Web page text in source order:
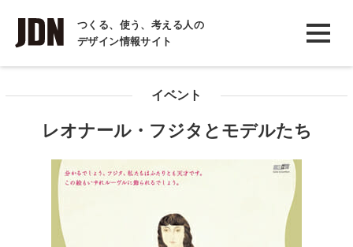
つくる、使う、考える人の
デザイン情報サイト
INTERVIEW
インタビュー
コラム
イベント
レオナール・フジタとモデルたち